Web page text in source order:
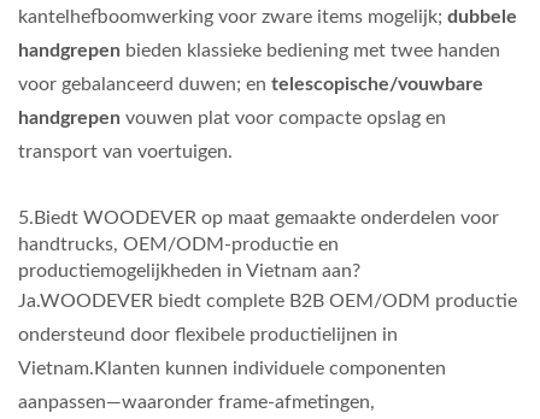
kantelhefboomwerking voor zware items mogelijk; dubbele
handgrepen bieden klassieke bediening met twee handen
voor gebalanceerd duwen; en telescopische/vouwbare
handgrepen vouwen plat voor compacte opslag en
transport van voertuigen.
5.Biedt WOODEVER op maat gemaakte onderdelen voor
handtrucks, OEM/ODM-productie en
productiemogelijkheden in Vietnam aan?
Ja.WOODEVER biedt complete B2B OEM/ODM productie
ondersteund door flexibele productielijnen in
Vietnam.Klanten kunnen individuele componenten
aanpassen—waaronder frame-afmetingen,